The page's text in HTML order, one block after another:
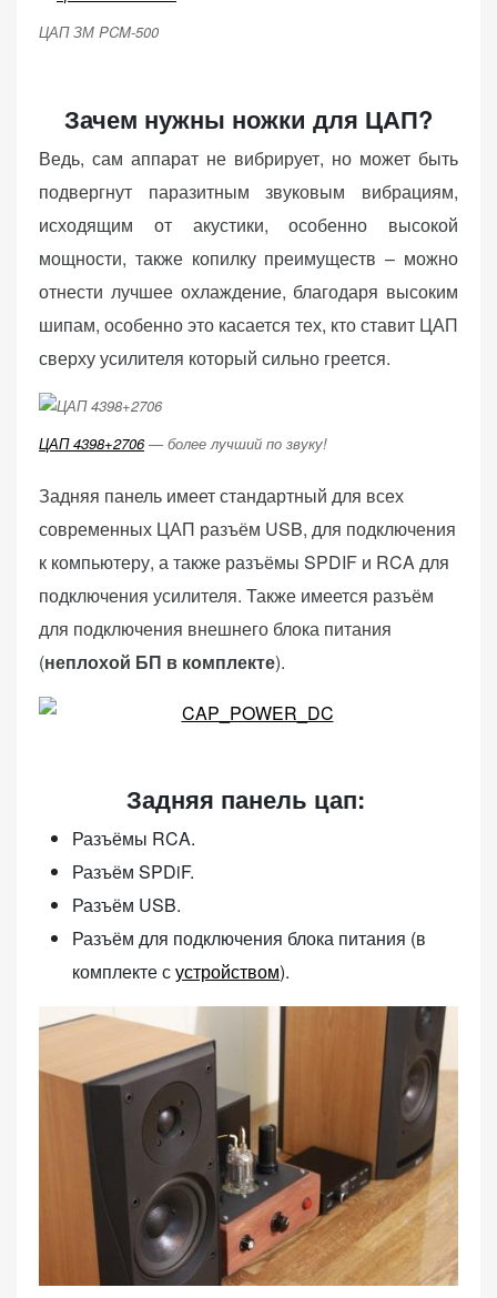
ЦАП ЗМ PCM-500
Зачем нужны ножки для ЦАП?
Ведь, сам аппарат не вибрирует, но может быть
подвергнут паразитным звуковым вибрациям,
исходящим от акустики, особенно высокой
мощности, также копилку преимуществ – можно
отнести лучшее охлаждение, благодаря высоким
шипам, особенно это касается тех, кто ставит ЦАП
сверху усилителя который сильно греется.
ЦАП 4398+2706— более лучший по звуку!
Задняя панель имеет стандартный для всех
современных ЦАП разъём USB, для подключения
к компьютеру, а также разъёмы SPDIF и RCA для
подключения усилителя. Также имеется разъём
для подключения внешнего блока питания
(неплохой БП в комплекте).
Задняя панель цап:
Разъёмы RCA.
Разъём SPDiF.
Разъём USB.
Разъём для подключения блока питания (в
комплекте сустройством).